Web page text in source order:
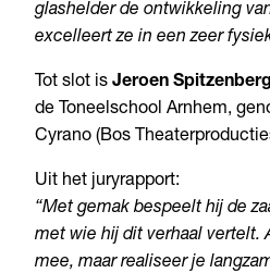
glashelder de ontwikkeling
excelleert ze in een zeer
Tot slot is Jeroen
de Toneelschool Arnhem,
Cyrano (Bos
Uit het juryrapport:
“Met gemak bespeelt hij de
met wie hij dit verhaal vertelt.
mee, maar realiseer je